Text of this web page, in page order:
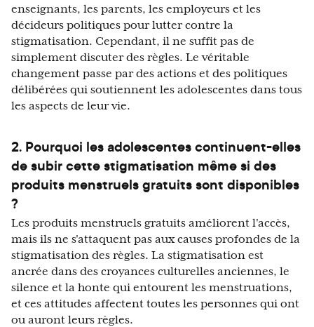
enseignants, les parents, les employeurs et les
décideurs politiques pour lutter contre la
stigmatisation. Cependant, il ne suffit pas de
simplement discuter des règles. Le véritable
changement passe par des actions et des politiques
délibérées qui soutiennent les adolescentes dans tous
les aspects de leur vie.
2. Pourquoi les adolescentes continuent-elles
de subir cette stigmatisation même si des
produits menstruels gratuits sont disponibles
?
Les produits menstruels gratuits améliorent l'accès,
mais ils ne s'attaquent pas aux causes profondes de la
stigmatisation des règles. La stigmatisation est
ancrée dans des croyances culturelles anciennes, le
silence et la honte qui entourent les menstruations,
et ces attitudes affectent toutes les personnes qui ont
ou auront leurs règles.